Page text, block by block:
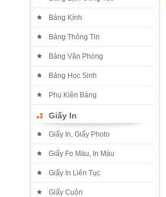
Bảng Kính
Bảng Thông Tin
Bảng Văn Phòng
Bảng Học Sinh
Phụ Kiện Bảng
Giấy In
Giấy In, Giấy Photo
Giấy Fo Màu, In Màu
Giấy In Liên Tục
Giấy Cuộn